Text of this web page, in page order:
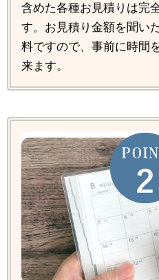
含めた各種お見積りは完
す。お見積り金額を聞い
料ですので、事前に時間
来ます。